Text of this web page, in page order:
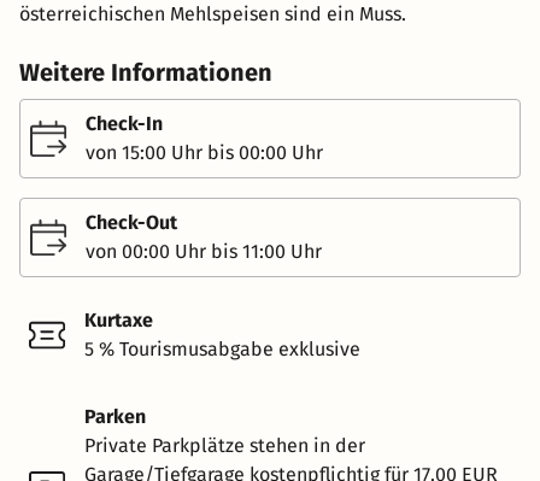
österreichischen Mehlspeisen sind ein Muss.
Weitere Informationen
Check-In
von 15:00 Uhr bis 00:00 Uhr
Check-Out
von 00:00 Uhr bis 11:00 Uhr
Kurtaxe
5 % Tourismusabgabe exklusive
Parken
Private Parkplätze stehen in der
Garage/Tiefgarage kostenpflichtig für 17.00 EUR